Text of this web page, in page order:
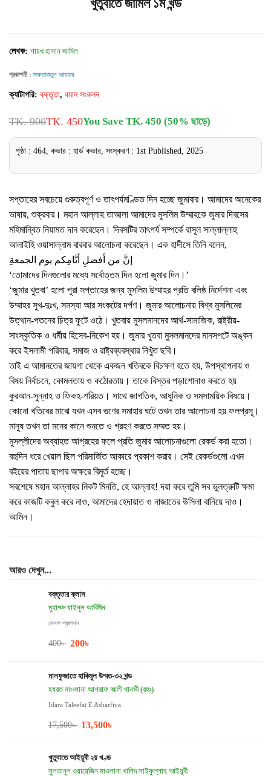
খুতুবাতে জামিল ১ম খন্ড
লেখক: শায়খ হাসান জামিল
প্রকাশনী : মাকতাবাতুল আযহার
ক্যাটাগরি: বক্তৃতা, বয়ান সংকলন
TK. 900TK. 450You Save TK. 450 (50% ছাড়ে)
পৃষ্ঠা : 464, কভার : হার্ড কভার, সংস্করণ : 1st Published, 2025
সপ্তাহের সবচেয়ে গুরুত্বপূর্ণ ও তাৎপর্যমণ্ডিত দিন হচ্ছে জুমাবার। আমাদের অনেকের
ভাষায়, শুক্রবার। মহান আল্লাহ তাআলা আমাদের মুসলিম উম্মাহকে জুমার দিবসের
মহিমান্বিত নিয়ামত দান করেছেন। দিবসটির তাৎপর্য সম্পর্কে রাসূল সাল্লাল্লাহু
আলাইহি ওয়াসাল্লাম বারবার আলোচনা করেছেন। এক হাদীসে তিনি বলেন,
إنَّ من أفضلِ أيَّامِكم يوم الجمعةِ
‘তোমাদের দিনগুলোর মধ্যে সর্বোত্তম দিন হলো জুমার দিন।’
‘জুমার খুতবা’ হলো পুরা সপ্তাহের জন্য মুসলিম উম্মাহর প্রতি বলিষ্ঠ নির্দেশনা এবং
উম্মাহর সুখ-দুঃখ, সমস্যা আর সংকটের দর্পণ। জুমার আলোচনায় বিশ্ব মুসলিমের
উত্থান-পতনের চিত্র ফুটে ওঠে। খুতবায় মুসলমানদের আর্থ-সামাজিক, রাষ্ট্রীয়-
সাংস্কৃতিক ও ধর্মীয় হিসেব-নিকেশ হয়। জুমার খুতবা মুসলমানদের মানসপটে অঙ্কন
করে ইসলামী পরিবার, সমাজ ও রাষ্ট্রব্যবস্থার নিখুঁত ছবি।
তাই এ আমানতের জায়গা থেকে একজন খতিবকে বিচক্ষণ হতে হয়, উপস্থাপনায় ও
বিষয় নির্বাচনে, কোমলতায় ও কঠোরতায়। তাকে বিস্তর পড়াশোনাও করতে হয়
কুরআন-সুন্নাহ ও ফিকহ-শরিয়ত। সাথে জাগতিক, আধুনিক ও সমসাময়িক বিষয়ে।
কোনো খতিবের মাঝে যখন এসব গুণের সমাহার ঘটে তখন তার আলোচনা হয় ফলপ্রসূ।
মানুষ তখন তা মনের কানে শুনতে ও গ্রহণ করতে সম্মত হয়।
মুসল্লীদের অব্যাহত আগ্রহের ফলে প্রতি জুমার আলোচনাগুলো রেকর্ড করা হতো।
বহুদিন ধরে খেয়াল ছিল পরিমার্জিত আকারে প্রকাশ করার। সেই রেকর্ডগুলো এখন
বইয়ের পাতায় ছাপার অক্ষরে বিমূর্ত হচ্ছে।
সবশেষে মহান আল্লাহর নিকট মিনতি, হে আল্লাহ! দয়া করে তুমি সব ভুলত্রুটি ক্ষমা
করে কাজটি কবুল করে নাও, আমাদের হেদায়াত ও নাজাতের উসিলা বানিয়ে দাও।
আমিন।
আরও দেখুন...
বক্তৃতার ক্লাস
মুহাম্মদ যাইনুল আবিদীন
মেশক প্রকাশন
400৳ 200৳
মালফুজাতে হাকিমুল উম্মত-৩২ খন্ড
হযরত মাওলানা আশরাফ আলী থানভী (রহঃ)
Idara Taleefat E Asharfiya
17,500৳ 13,500৳
খুতুবাতে আইয়ূবী ২য় খণ্ড
সুলতানুল ওয়ায়েজিন মাওলানা খালিদ সাইফুল্লাহ আইয়ূবী